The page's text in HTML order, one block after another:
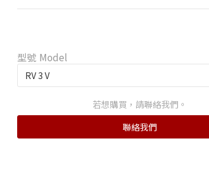
型號 Model
若想購買，請聯絡我們。
聯絡我們